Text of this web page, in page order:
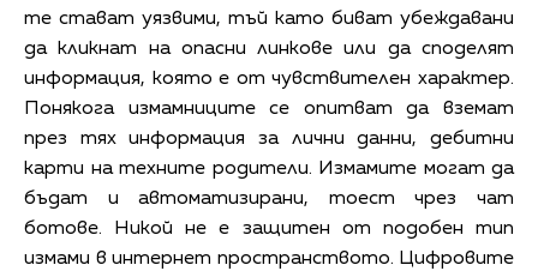
те стават уязвими, тъй като биват убеждавани
да кликнат на опасни линкове или да споделят
информация, която е от чувствителен характер.
Понякога измамниците се опитват да вземат
през тях информация за лични данни, дебитни
карти на техните родители. Измамите могат да
бъдат и автоматизирани, тоест чрез чат
ботове. Никой не е защитен от подобен тип
измами в интернет пространството. Цифровите